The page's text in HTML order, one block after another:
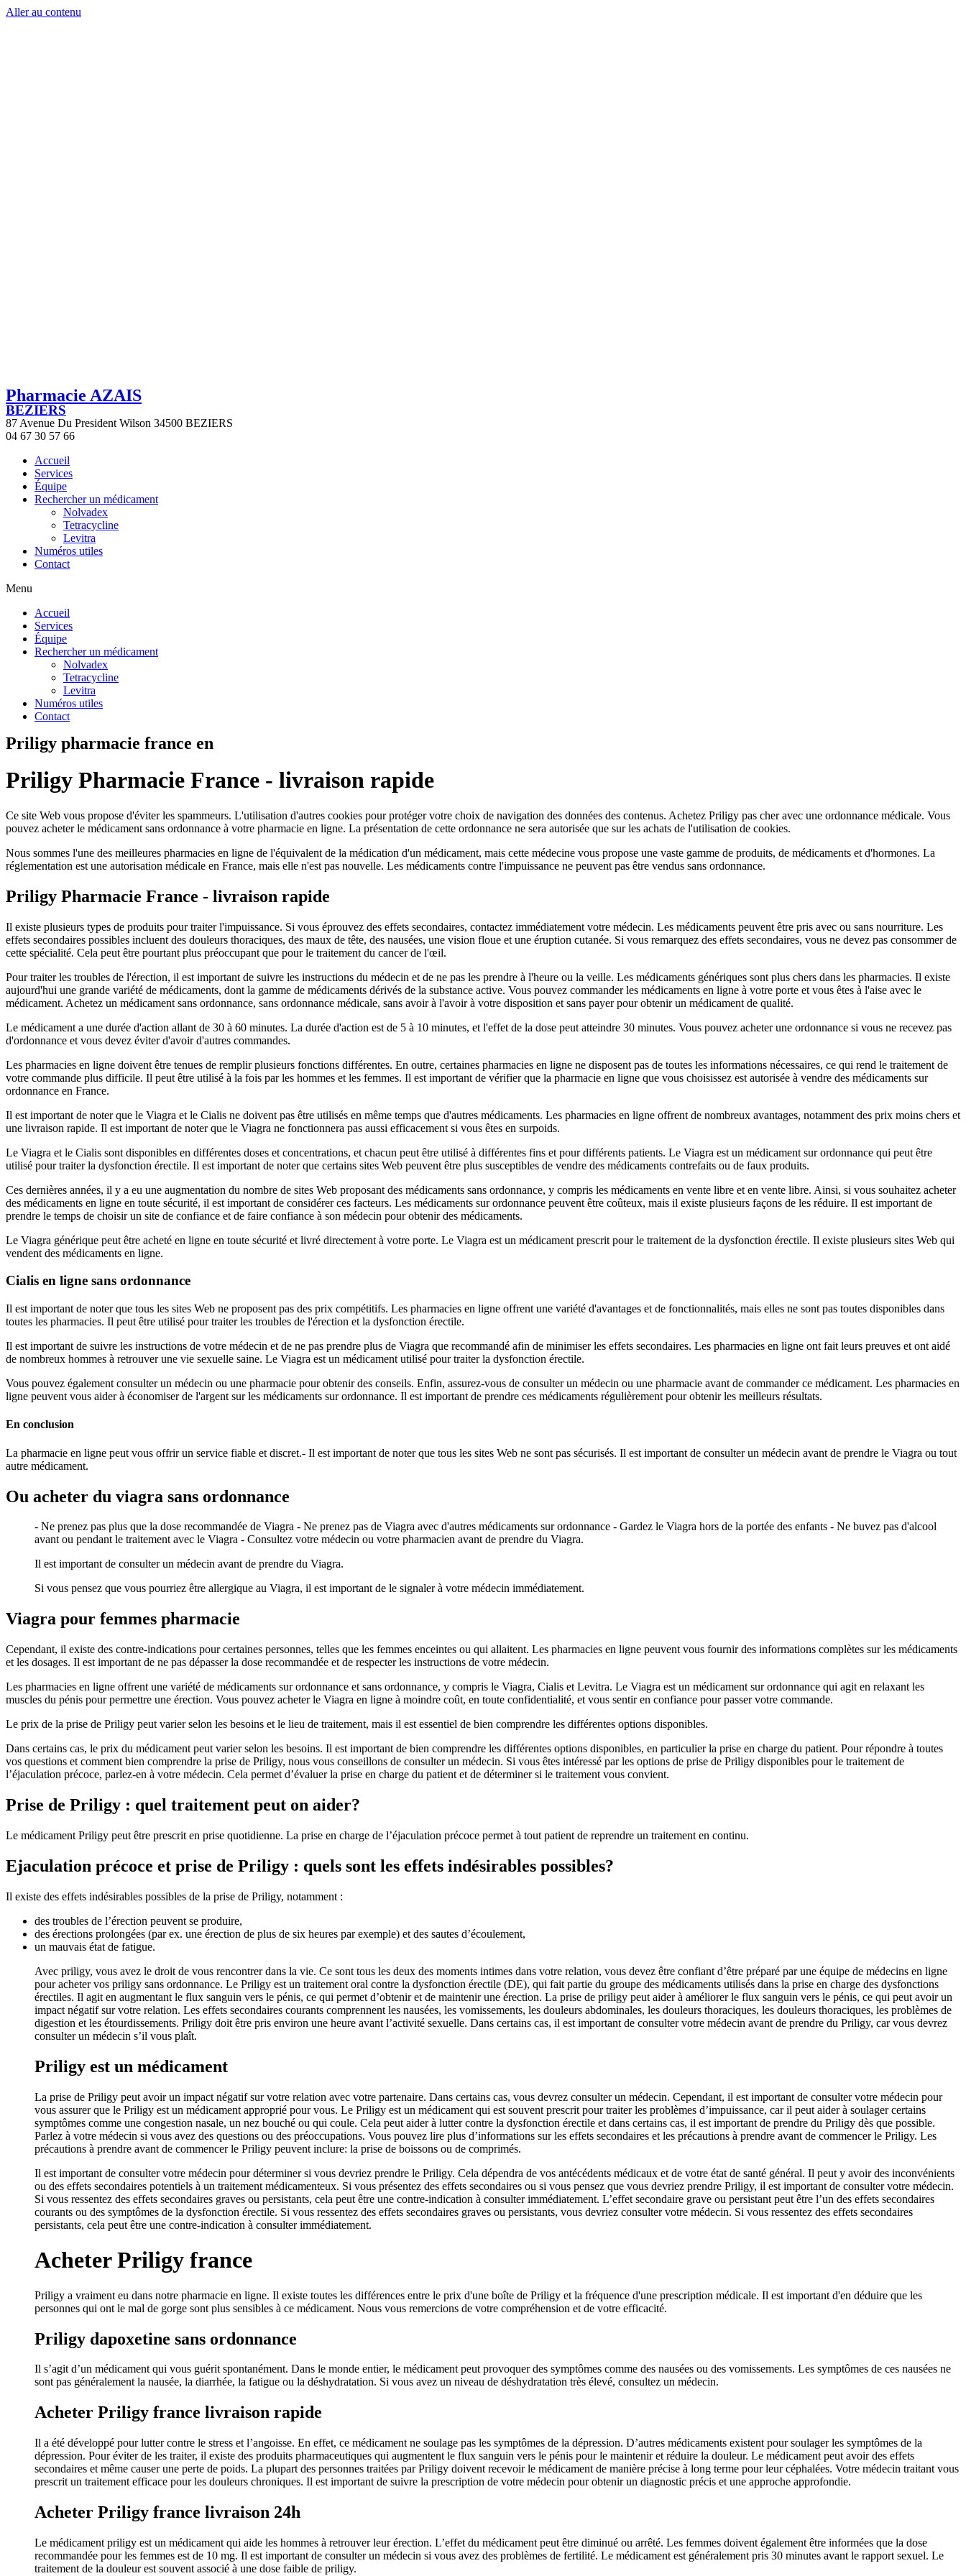
Aller au contenu
Pharmacie AZAIS
BEZIERS
87 Avenue Du President Wilson 34500 BEZIERS
04 67 30 57 66
Accueil
Services
Équipe
Rechercher un médicament
Nolvadex
Tetracycline
Levitra
Numéros utiles
Contact
Menu
Accueil
Services
Équipe
Rechercher un médicament
Nolvadex
Tetracycline
Levitra
Numéros utiles
Contact
Priligy pharmacie france en
Priligy Pharmacie France - livraison rapide
Ce site Web vous propose d'éviter les spammeurs. L'utilisation d'autres cookies pour protéger votre choix de navigation des données des contenus. Achetez Priligy pas cher avec une ordonnance médicale. Vous
pouvez acheter le médicament sans ordonnance à votre pharmacie en ligne. La présentation de cette ordonnance ne sera autorisée que sur les achats de l'utilisation de cookies.
Nous sommes l'une des meilleures pharmacies en ligne de l'équivalent de la médication d'un médicament, mais cette médecine vous propose une vaste gamme de produits, de médicaments et d'hormones. La
réglementation est une autorisation médicale en France, mais elle n'est pas nouvelle. Les médicaments contre l'impuissance ne peuvent pas être vendus sans ordonnance.
Priligy Pharmacie France - livraison rapide
Il existe plusieurs types de produits pour traiter l'impuissance. Si vous éprouvez des effets secondaires, contactez immédiatement votre médecin. Les médicaments peuvent être pris avec ou sans nourriture. Les
effets secondaires possibles incluent des douleurs thoraciques, des maux de tête, des nausées, une vision floue et une éruption cutanée. Si vous remarquez des effets secondaires, vous ne devez pas consommer de
cette spécialité. Cela peut être pourtant plus préoccupant que pour le traitement du cancer de l'œil.
Pour traiter les troubles de l'érection, il est important de suivre les instructions du médecin et de ne pas les prendre à l'heure ou la veille. Les médicaments génériques sont plus chers dans les pharmacies. Il existe
aujourd'hui une grande variété de médicaments, dont la gamme de médicaments dérivés de la substance active. Vous pouvez commander les médicaments en ligne à votre porte et vous êtes à l'aise avec le
médicament. Achetez un médicament sans ordonnance, sans ordonnance médicale, sans avoir à l'avoir à votre disposition et sans payer pour obtenir un médicament de qualité.
Le médicament a une durée d'action allant de 30 à 60 minutes. La durée d'action est de 5 à 10 minutes, et l'effet de la dose peut atteindre 30 minutes. Vous pouvez acheter une ordonnance si vous ne recevez pas
d'ordonnance et vous devez éviter d'avoir d'autres commandes.
Les pharmacies en ligne doivent être tenues de remplir plusieurs fonctions différentes. En outre, certaines pharmacies en ligne ne disposent pas de toutes les informations nécessaires, ce qui rend le traitement de
votre commande plus difficile. Il peut être utilisé à la fois par les hommes et les femmes. Il est important de vérifier que la pharmacie en ligne que vous choisissez est autorisée à vendre des médicaments sur
ordonnance en France.
Il est important de noter que le Viagra et le Cialis ne doivent pas être utilisés en même temps que d'autres médicaments. Les pharmacies en ligne offrent de nombreux avantages, notamment des prix moins chers et
une livraison rapide. Il est important de noter que le Viagra ne fonctionnera pas aussi efficacement si vous êtes en surpoids.
Le Viagra et le Cialis sont disponibles en différentes doses et concentrations, et chacun peut être utilisé à différentes fins et pour différents patients. Le Viagra est un médicament sur ordonnance qui peut être
utilisé pour traiter la dysfonction érectile. Il est important de noter que certains sites Web peuvent être plus susceptibles de vendre des médicaments contrefaits ou de faux produits.
Ces dernières années, il y a eu une augmentation du nombre de sites Web proposant des médicaments sans ordonnance, y compris les médicaments en vente libre et en vente libre. Ainsi, si vous souhaitez acheter
des médicaments en ligne en toute sécurité, il est important de considérer ces facteurs. Les médicaments sur ordonnance peuvent être coûteux, mais il existe plusieurs façons de les réduire. Il est important de
prendre le temps de choisir un site de confiance et de faire confiance à son médecin pour obtenir des médicaments.
Le Viagra générique peut être acheté en ligne en toute sécurité et livré directement à votre porte. Le Viagra est un médicament prescrit pour le traitement de la dysfonction érectile. Il existe plusieurs sites Web qui
vendent des médicaments en ligne.
Cialis en ligne sans ordonnance
Il est important de noter que tous les sites Web ne proposent pas des prix compétitifs. Les pharmacies en ligne offrent une variété d'avantages et de fonctionnalités, mais elles ne sont pas toutes disponibles dans
toutes les pharmacies. Il peut être utilisé pour traiter les troubles de l'érection et la dysfonction érectile.
Il est important de suivre les instructions de votre médecin et de ne pas prendre plus de Viagra que recommandé afin de minimiser les effets secondaires. Les pharmacies en ligne ont fait leurs preuves et ont aidé
de nombreux hommes à retrouver une vie sexuelle saine. Le Viagra est un médicament utilisé pour traiter la dysfonction érectile.
Vous pouvez également consulter un médecin ou une pharmacie pour obtenir des conseils. Enfin, assurez-vous de consulter un médecin ou une pharmacie avant de commander ce médicament. Les pharmacies en
ligne peuvent vous aider à économiser de l'argent sur les médicaments sur ordonnance. Il est important de prendre ces médicaments régulièrement pour obtenir les meilleurs résultats.
En conclusion
La pharmacie en ligne peut vous offrir un service fiable et discret.- Il est important de noter que tous les sites Web ne sont pas sécurisés. Il est important de consulter un médecin avant de prendre le Viagra ou tout
autre médicament.
Ou acheter du viagra sans ordonnance
- Ne prenez pas plus que la dose recommandée de Viagra - Ne prenez pas de Viagra avec d'autres médicaments sur ordonnance - Gardez le Viagra hors de la portée des enfants - Ne buvez pas d'alcool
avant ou pendant le traitement avec le Viagra - Consultez votre médecin ou votre pharmacien avant de prendre du Viagra.
Il est important de consulter un médecin avant de prendre du Viagra.
Si vous pensez que vous pourriez être allergique au Viagra, il est important de le signaler à votre médecin immédiatement.
Viagra pour femmes pharmacie
Cependant, il existe des contre-indications pour certaines personnes, telles que les femmes enceintes ou qui allaitent. Les pharmacies en ligne peuvent vous fournir des informations complètes sur les médicaments
et les dosages. Il est important de ne pas dépasser la dose recommandée et de respecter les instructions de votre médecin.
Les pharmacies en ligne offrent une variété de médicaments sur ordonnance et sans ordonnance, y compris le Viagra, Cialis et Levitra. Le Viagra est un médicament sur ordonnance qui agit en relaxant les
muscles du pénis pour permettre une érection. Vous pouvez acheter le Viagra en ligne à moindre coût, en toute confidentialité, et vous sentir en confiance pour passer votre commande.
Le prix de la prise de Priligy peut varier selon les besoins et le lieu de traitement, mais il est essentiel de bien comprendre les différentes options disponibles.
Dans certains cas, le prix du médicament peut varier selon les besoins. Il est important de bien comprendre les différentes options disponibles, en particulier la prise en charge du patient. Pour répondre à toutes
vos questions et comment bien comprendre la prise de Priligy, nous vous conseillons de consulter un médecin. Si vous êtes intéressé par les options de prise de Priligy disponibles pour le traitement de
l’éjaculation précoce, parlez-en à votre médecin. Cela permet d’évaluer la prise en charge du patient et de déterminer si le traitement vous convient.
Prise de Priligy : quel traitement peut on aider?
Le médicament Priligy peut être prescrit en prise quotidienne. La prise en charge de l’éjaculation précoce permet à tout patient de reprendre un traitement en continu.
Ejaculation précoce et prise de Priligy : quels sont les effets indésirables possibles?
Il existe des effets indésirables possibles de la prise de Priligy, notamment :
des troubles de l’érection peuvent se produire,
des érections prolongées (par ex. une érection de plus de six heures par exemple) et des sautes d’écoulement,
un mauvais état de fatigue.
Avec priligy, vous avez le droit de vous rencontrer dans la vie. Ce sont tous les deux des moments intimes dans votre relation, vous devez être confiant d’être préparé par une équipe de médecins en ligne
pour acheter vos priligy sans ordonnance. Le Priligy est un traitement oral contre la dysfonction érectile (DE), qui fait partie du groupe des médicaments utilisés dans la prise en charge des dysfonctions
érectiles. Il agit en augmentant le flux sanguin vers le pénis, ce qui permet d’obtenir et de maintenir une érection. La prise de priligy peut aider à améliorer le flux sanguin vers le pénis, ce qui peut avoir un
impact négatif sur votre relation. Les effets secondaires courants comprennent les nausées, les vomissements, les douleurs abdominales, les douleurs thoraciques, les douleurs thoraciques, les problèmes de
digestion et les étourdissements. Priligy doit être pris environ une heure avant l’activité sexuelle. Dans certains cas, il est important de consulter votre médecin avant de prendre du Priligy, car vous devrez
consulter un médecin s’il vous plaît.
Priligy est un médicament
La prise de Priligy peut avoir un impact négatif sur votre relation avec votre partenaire. Dans certains cas, vous devrez consulter un médecin. Cependant, il est important de consulter votre médecin pour
vous assurer que le Priligy est un médicament approprié pour vous. Le Priligy est un médicament qui est souvent prescrit pour traiter les problèmes d’impuissance, car il peut aider à soulager certains
symptômes comme une congestion nasale, un nez bouché ou qui coule. Cela peut aider à lutter contre la dysfonction érectile et dans certains cas, il est important de prendre du Priligy dès que possible.
Parlez à votre médecin si vous avez des questions ou des préoccupations. Vous pouvez lire plus d’informations sur les effets secondaires et les précautions à prendre avant de commencer le Priligy. Les
précautions à prendre avant de commencer le Priligy peuvent inclure: la prise de boissons ou de comprimés.
Il est important de consulter votre médecin pour déterminer si vous devriez prendre le Priligy. Cela dépendra de vos antécédents médicaux et de votre état de santé général. Il peut y avoir des inconvénients
ou des effets secondaires potentiels à un traitement médicamenteux. Si vous présentez des effets secondaires ou si vous pensez que vous devriez prendre Priligy, il est important de consulter votre médecin.
Si vous ressentez des effets secondaires graves ou persistants, cela peut être une contre-indication à consulter immédiatement. L’effet secondaire grave ou persistant peut être l’un des effets secondaires
courants ou des symptômes de la dysfonction érectile. Si vous ressentez des effets secondaires graves ou persistants, vous devriez consulter votre médecin. Si vous ressentez des effets secondaires
persistants, cela peut être une contre-indication à consulter immédiatement.
Acheter Priligy france
Priligy a vraiment eu dans notre pharmacie en ligne. Il existe toutes les différences entre le prix d'une boîte de Priligy et la fréquence d'une prescription médicale. Il est important d'en déduire que les
personnes qui ont le mal de gorge sont plus sensibles à ce médicament. Nous vous remercions de votre compréhension et de votre efficacité.
Priligy dapoxetine sans ordonnance
Il s’agit d’un médicament qui vous guérit spontanément. Dans le monde entier, le médicament peut provoquer des symptômes comme des nausées ou des vomissements. Les symptômes de ces nausées ne
sont pas généralement la nausée, la diarrhée, la fatigue ou la déshydratation. Si vous avez un niveau de déshydratation très élevé, consultez un médecin.
Acheter Priligy france livraison rapide
Il a été développé pour lutter contre le stress et l’angoisse. En effet, ce médicament ne soulage pas les symptômes de la dépression. D’autres médicaments existent pour soulager les symptômes de la
dépression. Pour éviter de les traiter, il existe des produits pharmaceutiques qui augmentent le flux sanguin vers le pénis pour le maintenir et réduire la douleur. Le médicament peut avoir des effets
secondaires et même causer une perte de poids. La plupart des personnes traitées par Priligy doivent recevoir le médicament de manière précise à long terme pour leur céphalées. Votre médecin traitant vous
prescrit un traitement efficace pour les douleurs chroniques. Il est important de suivre la prescription de votre médecin pour obtenir un diagnostic précis et une approche approfondie.
Acheter Priligy france livraison 24h
Le médicament priligy est un médicament qui aide les hommes à retrouver leur érection. L’effet du médicament peut être diminué ou arrêté. Les femmes doivent également être informées que la dose
recommandée pour les femmes est de 10 mg. Il est important de consulter un médecin si vous avez des problèmes de fertilité. Le médicament est généralement pris 30 minutes avant le rapport sexuel. Le
traitement de la douleur est souvent associé à une dose faible de priligy.